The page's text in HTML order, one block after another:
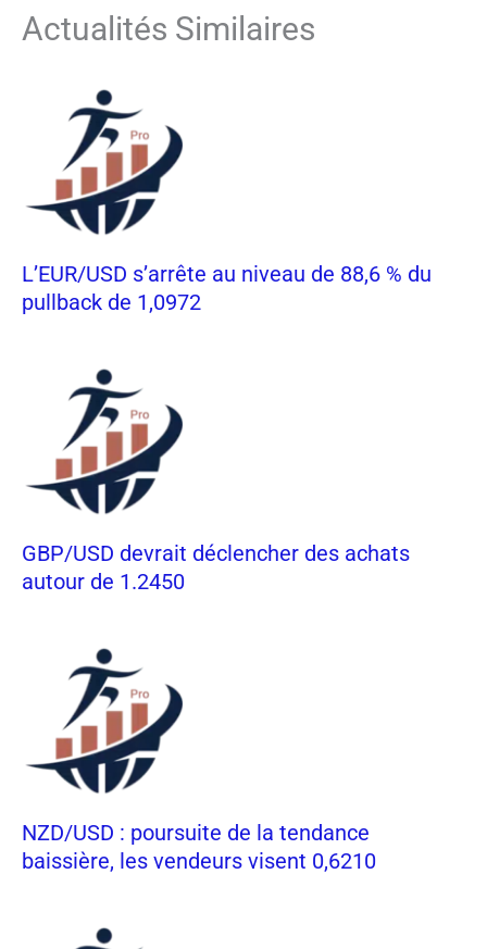
Actualités Similaires
L’EUR/USD s’arrête au niveau de 88,6 % du
pullback de 1,0972
GBP/USD devrait déclencher des achats
autour de 1.2450
NZD/USD : poursuite de la tendance
baissière, les vendeurs visent 0,6210